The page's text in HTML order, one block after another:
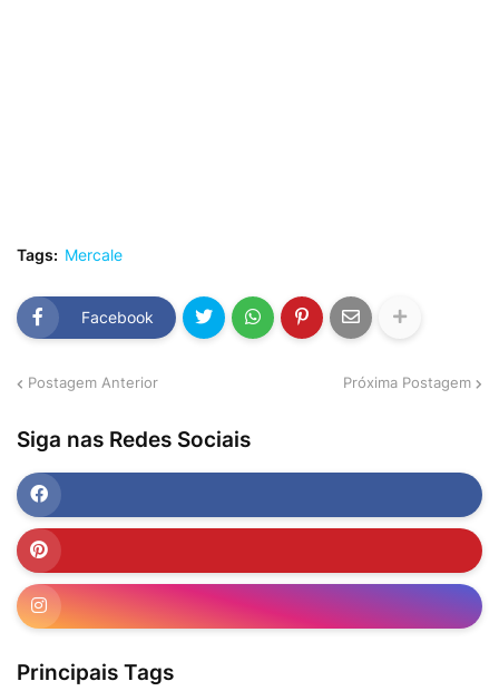
Tags: Mercale
Facebook
Postagem Anterior Próxima Postagem
Siga nas Redes Sociais
Principais Tags